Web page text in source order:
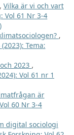
Vilka är vi och vart
Vol 61 Nr 3-4
,
Tema:
2023 ,
Vol 61 nr 1
är
60 Nr 3-4
digital sociologi